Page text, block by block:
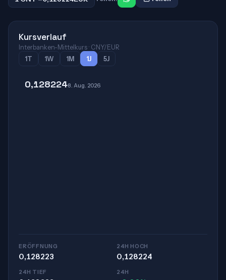
Kursverlauf
Interbanken-Mittelkurs · CNY/EUR
1T
1W 1M 1J 5J
0,1282248. Aug. 2026
ERÖFFNUNG
0,128223
24H HOCH
0,128224
24H TIEF 24H